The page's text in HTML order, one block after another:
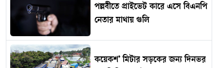
পল্লবীতে প্রাইভেট কারে এসে বিএনপি
নেতার মাথায় গুলি
কয়েকশ’ মিটার সড়কের জন্য দিনভর